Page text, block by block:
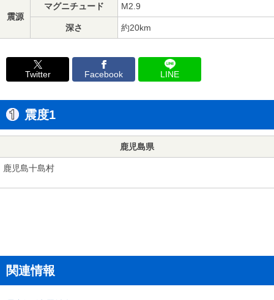
震源
マグニチュード M2.9
深さ 約20km
Twitter Facebook LINE
震度1
鹿児島県
鹿児島十島村
関連情報